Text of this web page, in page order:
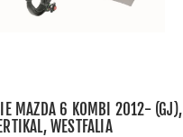
MAZDA 6 KOMBI 2012- (GJ),
WESTFALIA